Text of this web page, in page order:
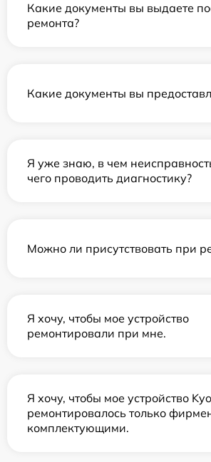
Какие документы вы выдаете
ремонта?
Какие документы вы
Я уже знаю, в чем
чего проводить диагностику?
Можно ли присутствовать при
Я хочу, чтобы мое устройство
ремонтировали при мне.
Я хочу, чтобы мое устройство
ремонтировалось только
комплектующими.